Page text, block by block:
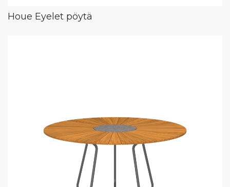
Houe Eyelet pöytä